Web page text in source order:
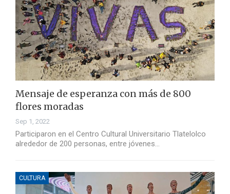
Mensaje de esperanza con más de 800
flores moradas
Sep 1, 2022
Participaron en el Centro Cultural Universitario Tlatelolco
alrededor de 200 personas, entre jóvenes…
CULTURA